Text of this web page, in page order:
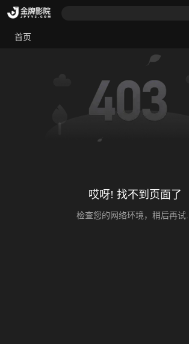
首页
哎呀! 找不到页面了
检查您的网络环境，稍后再试...